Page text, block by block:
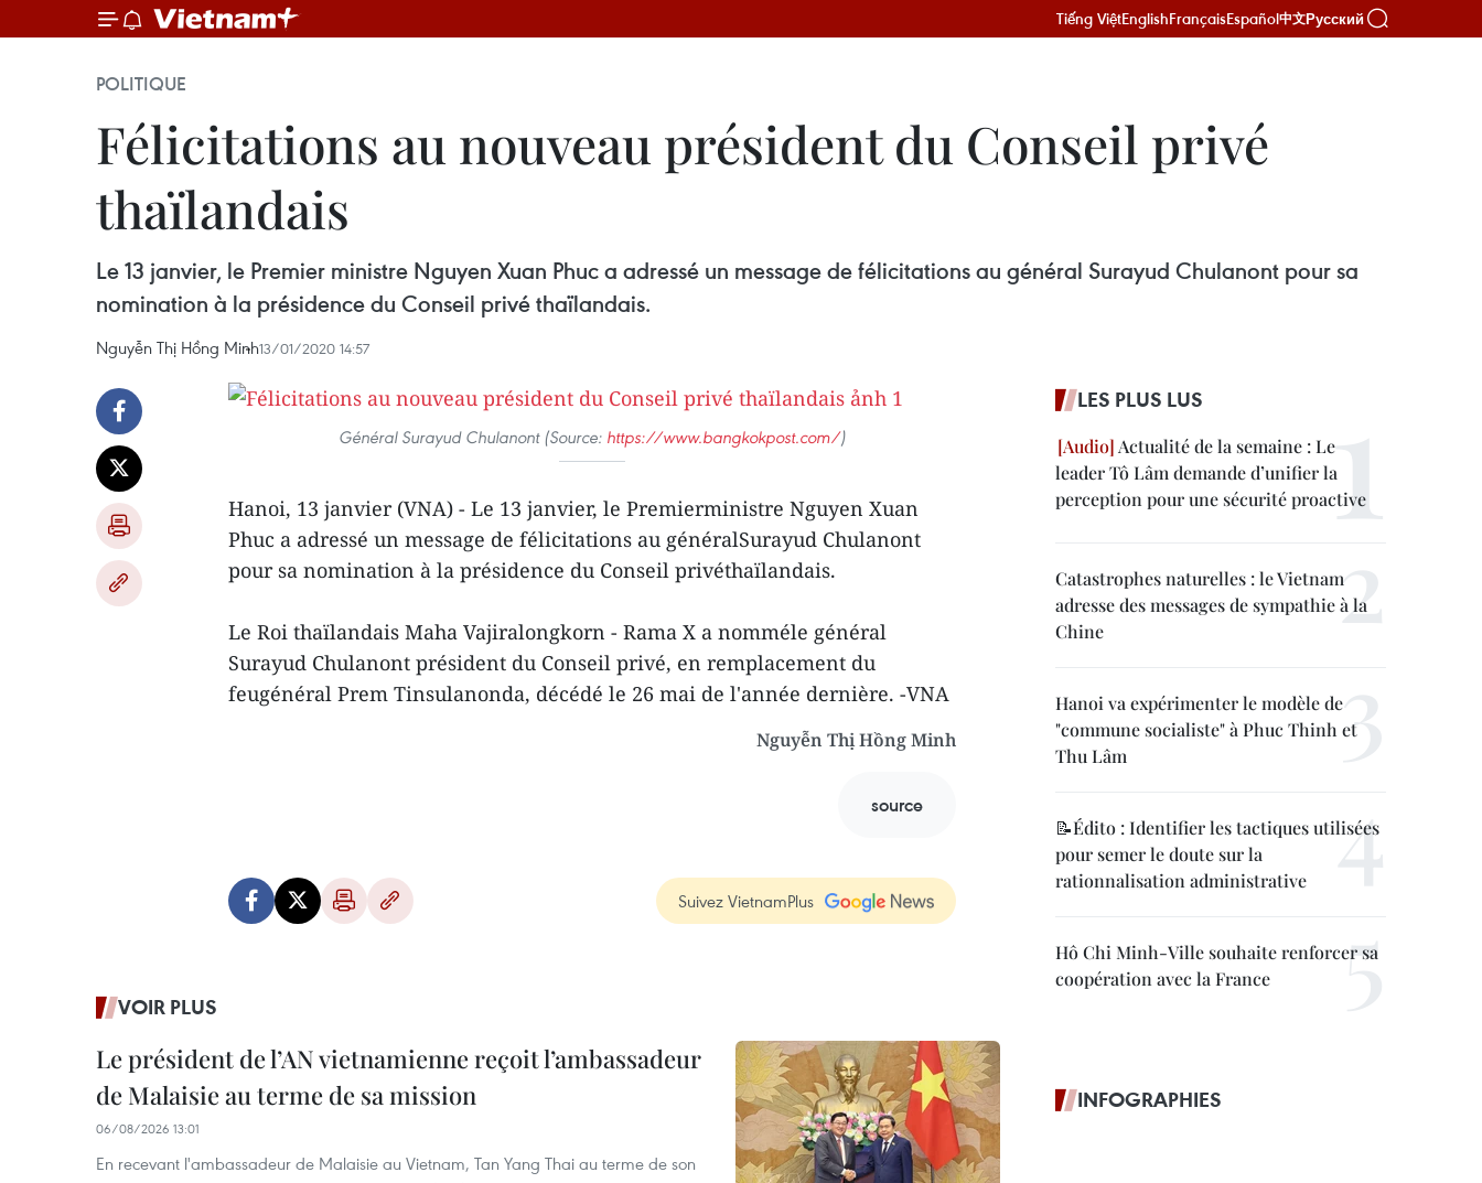
Tiếng ViệtEnglishFrançaisEspañol中文Русский
POLITIQUE
Félicitations au nouveau président du Conseil privé
thaïlandais
Le 13 janvier, le Premier ministre Nguyen Xuan Phuc a adressé un message de félicitations au général Surayud Chulanont pour sa
nomination à la présidence du Conseil privé thaïlandais.
Nguyễn Thị Hồng Minh13/01/2020 14:57
Général Surayud Chulanont (Source: https://www.bangkokpost.com/)
Hanoi, 13 janvier (VNA) - Le 13 janvier, le Premierministre Nguyen Xuan
Phuc a adressé un message de félicitations au généralSurayud Chulanont
pour sa nomination à la présidence du Conseil privéthaïlandais.
Le Roi thaïlandais Maha Vajiralongkorn - Rama X a nomméle général
Surayud Chulanont président du Conseil privé, en remplacement du
feugénéral Prem Tinsulanonda, décédé le 26 mai de l'année dernière. -VNA
Nguyễn Thị Hồng Minh
source
Suivez VietnamPlus
VOIR PLUS
Le président de l’AN vietnamienne reçoit l’ambassadeur
de Malaisie au terme de sa mission
06/08/2026 13:01
En recevant l'ambassadeur de Malaisie au Vietnam, Tan Yang Thai au terme de son
LES PLUS LUS
Actualité de la semaine : Le
leader Tô Lâm demande d’unifier la
perception pour une sécurité proactive
Catastrophes naturelles : le Vietnam
adresse des messages de sympathie à la
Chine
Hanoi va expérimenter le modèle de
"commune socialiste" à Phuc Thinh et
Thu Lâm
📝Édito : Identifier les tactiques utilisées
pour semer le doute sur la
rationnalisation administrative
Hô Chi Minh-Ville souhaite renforcer sa
coopération avec la France
INFOGRAPHIES